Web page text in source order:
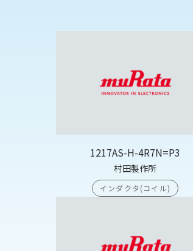
1217AS-H-4R7N=P3
村田製作所
インダクタ(コイル)